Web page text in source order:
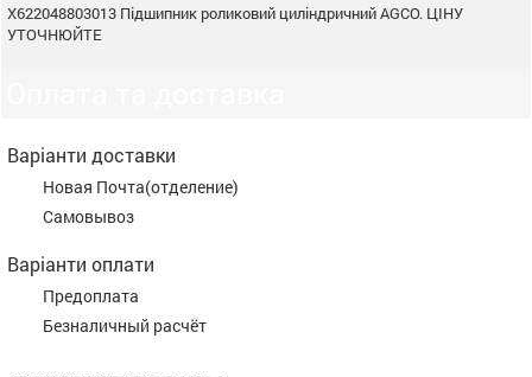
X622048803013 Підшипник роликовий циліндричний AGCO. ЦІНУ
УТОЧНЮЙТЕ
Варіанти доставки
Новая Почта(отделение)
Самовывоз
Варіанти оплати
Предоплата
Безналичный расчёт